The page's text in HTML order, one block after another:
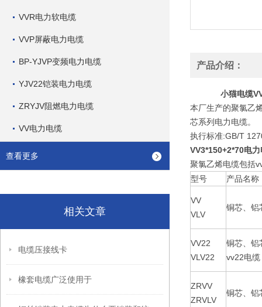
VVR电力软电缆
VVP屏蔽电力电缆
BP-YJVP变频电力电缆
YJV22铠装电力电缆
ZRYJV阻燃电力电缆
VV电力电缆
查看更多
相关文章
电缆压接线卡
橡套电缆广泛使用于
产品介绍：
小猫电缆
本厂生产的聚氯乙
芯系列电力电缆。
执行标准:GB/T
VV3*150+2*70电
聚氯乙烯电缆包括
型号
产品名称
VV
VLV
铜芯、铝
VV22
VLV22
铜芯、铝
vv22电缆
ZRVV
ZRVLV
铜芯、铝